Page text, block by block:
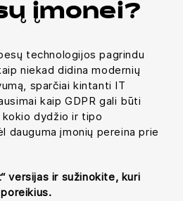
įmonei?
technologijos pagrindu
niekad didina modernių
sparčiai kintanti IT
kaip GDPR gali būti
dydžio ir tipo
dauguma įmonių pereina prie
versijas ir sužinokite, kuri